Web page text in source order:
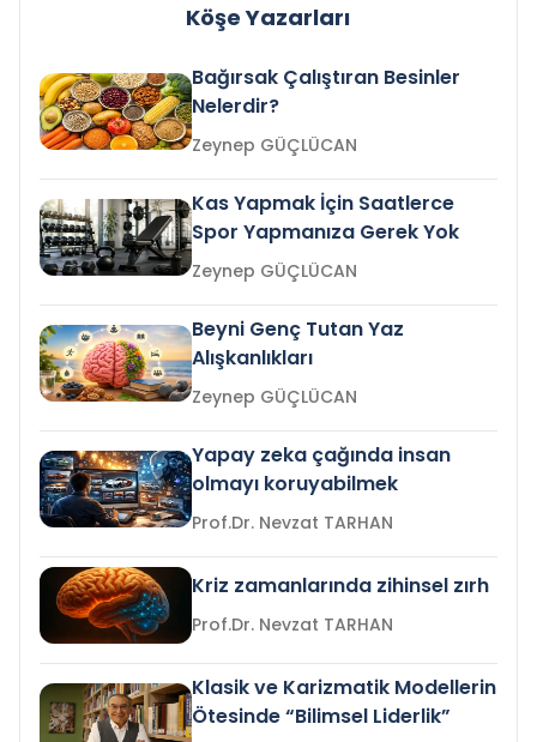
Köşe Yazarları
Bağırsak Çalıştıran Besinler
Nelerdir?
Zeynep GÜÇLÜCAN
Kas Yapmak İçin Saatlerce
Spor Yapmanıza Gerek Yok
Zeynep GÜÇLÜCAN
Beyni Genç Tutan Yaz
Alışkanlıkları
Zeynep GÜÇLÜCAN
Yapay zeka çağında insan
olmayı koruyabilmek
Prof.Dr. Nevzat TARHAN
Kriz zamanlarında zihinsel zırh
Prof.Dr. Nevzat TARHAN
Klasik ve Karizmatik Modellerin
Ötesinde “Bilimsel Liderlik”